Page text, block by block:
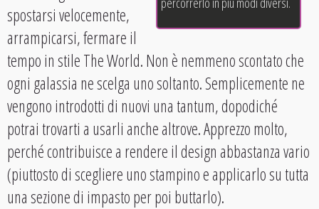
spostarsi velocemente,
arrampicarsi, fermare il
tempo in stile The World. Non è nemmeno scontato che
ogni galassia ne scelga uno soltanto. Semplicemente ne
vengono introdotti di nuovi una tantum, dopodiché
potrai trovarti a usarli anche altrove. Apprezzo molto,
perché contribuisce a rendere il design abbastanza vario
(piuttosto di scegliere uno stampino e applicarlo su tutta
una sezione di impasto per poi buttarlo).